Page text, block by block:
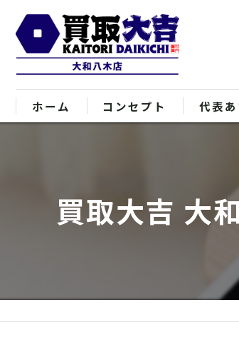
ホーム コンセプト 代表
買取大吉 大